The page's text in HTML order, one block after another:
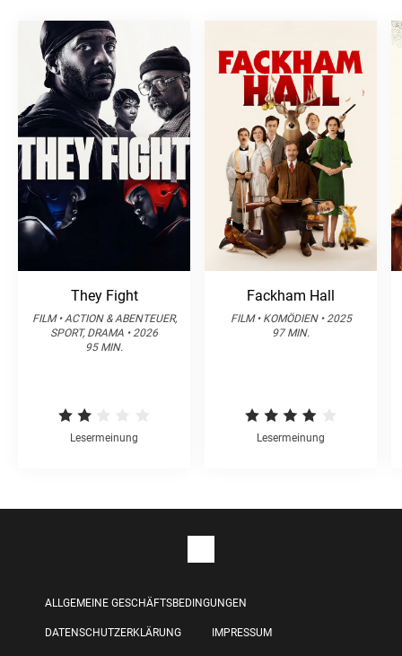
They Fight
FILM • ACTION & ABENTEUER,
SPORT, DRAMA • 2026
95 MIN.
Lesermeinung
Fackham Hall
FILM • KOMÖDIEN • 2025
97 MIN.
Lesermeinung
ALLGEMEINE GESCHÄFTSBEDINGUNGEN
DATENSCHUTZERKLÄRUNG IMPRESSUM